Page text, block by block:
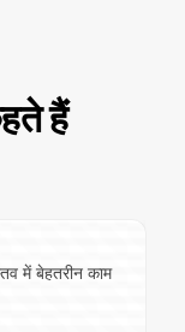
हैं
में बेहतरीन काम